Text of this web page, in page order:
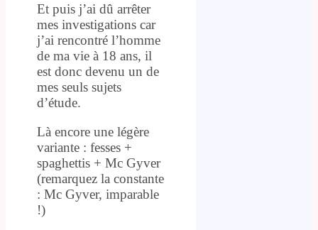
Et puis j’ai dû arrêter
mes investigations car
j’ai rencontré l’homme
de ma vie à 18 ans, il
est donc devenu un de
mes seuls sujets
d’étude.
Là encore une légère
variante : fesses +
spaghettis + Mc Gyver
(remarquez la constante
: Mc Gyver, imparable
!)